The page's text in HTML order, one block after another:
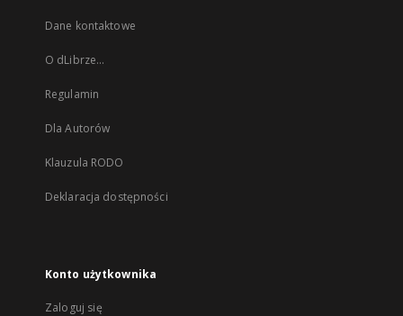
Dane kontaktowe
O dLibrze...
Regulamin
Dla Autorów
Klauzula RODO
Deklaracja dostępności
Konto użytkownika
Zaloguj się